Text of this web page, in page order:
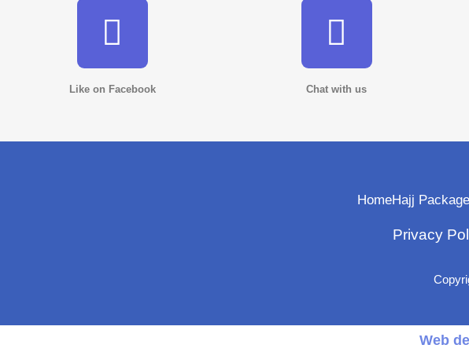
Like on Facebook Chat with us
HomeHajj Package
Privacy
Web